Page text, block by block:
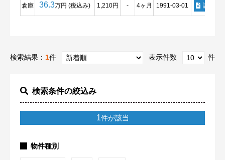
検索条件の絞込み
1件が該当
物件種別
倉庫 36.3万円 (税込み) 1,210円 - 4ヶ月 1991-03-01 詳細
検索結果： 1件 表示件数 件